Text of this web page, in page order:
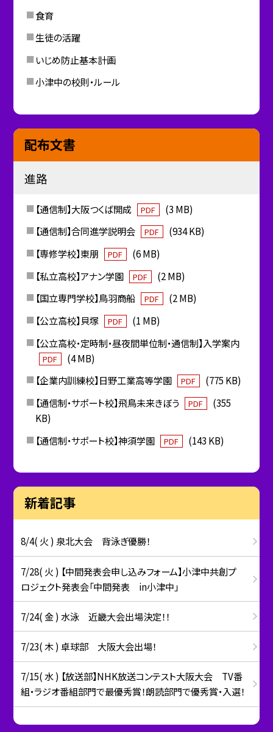
食育
生徒の活躍
いじめ防止基本計画
小津中の校則・ルール
配布文書
進路
【通信制】大阪つくば開成 PDF
(3 MB)
【通信制】合同進学説明会
PDF
(934 KB)
【専修学校】東朋
PDF
(6 MB)
【私立高校】アナン学園
PDF
(2 MB)
【国立専門学校】鳥羽商船
PDF
(2 MB)
【公立高校】貝塚
PDF
(1 MB)
【公立高校・定時制・昼夜間単位制・通信制】入学案内
PDF
(4 MB)
【企業内訓練校】日野工業高等学園
PDF
(775 KB)
【通信制・サポート校】飛鳥未来きぼう
PDF
(355
KB)
【通信制・サポート校】神須学園
PDF (143 KB)
新着記事
8/4( 火 ) 泉北大会 背泳ぎ優勝！
7/28( 火 ) 【中間発表会申し込みフォーム】小津中共創プ
ロジェクト発表会「中間発表 in小津中」
7/24( 金 ) 水泳 近畿大会出場決定！！
7/23( 木 ) 卓球部 大阪大会出場！
7/15( 水 ) 【放送部】NHK放送コンテスト大阪大会 TV番
組・ラジオ番組部門で最優秀賞！朗読部門で優秀賞・入選！